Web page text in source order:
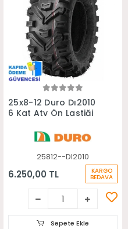
Sepete Ekle
25x8-12 Duro Dı2010
6 Kat Atv Ön Lastiği
25812--DI2010
6.250,00 TL KARGO
BEDAVA
Sepete Ekle